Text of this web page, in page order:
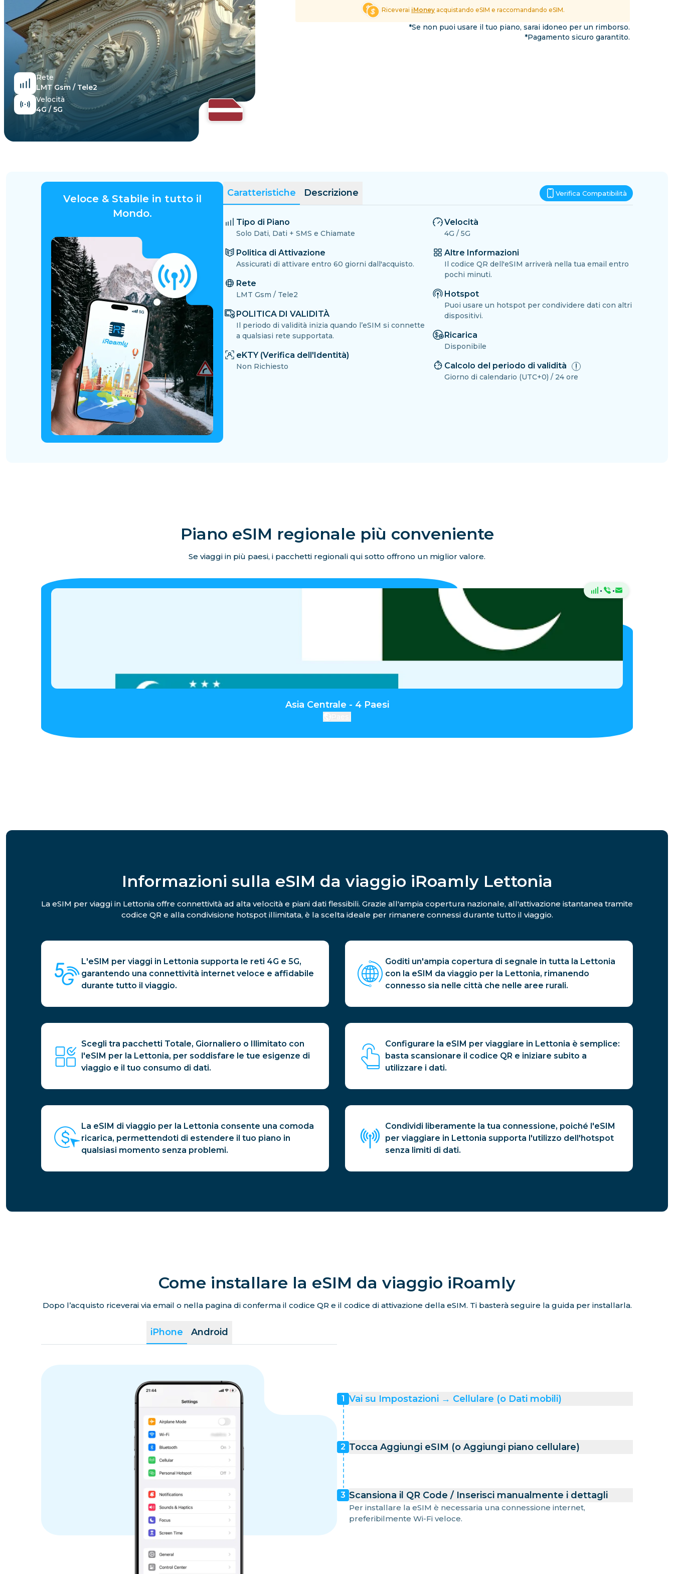
Esplora tutte le Destinazioni
Rete
LMT Gsm / Tele2
Velocità
4G / 5G
Riceverai iMoney acquistando eSIM e raccomandando eSIM.
*Se non puoi usare il tuo piano, sarai idoneo per un rimborso.
*Pagamento sicuro garantito.
Veloce & Stabile in tutto il
Mondo.
Caratteristiche Descrizione Verifica Compatibilità
Tipo di Piano
Solo Dati, Dati + SMS e Chiamate
Politica di Attivazione
Assicurati di attivare entro 60 giorni dall'acquisto.
Rete
LMT Gsm / Tele2
POLITICA DI VALIDITÀ
Il periodo di validità inizia quando l’eSIM si connette
a qualsiasi rete supportata.
eKTY (Verifica dell'Identità)
Non Richiesto
Velocità
4G / 5G
Altre Informazioni
Il codice QR dell'eSIM arriverà nella tua email entro
pochi minuti.
Hotspot
Puoi usare un hotspot per condividere dati con altri
dispositivi.
Ricarica
Disponibile
Calcolo del periodo di validità
Giorno di calendario (UTC+0) / 24 ore
Piano eSIM regionale più conveniente
Se viaggi in più paesi, i pacchetti regionali qui sotto offrono un miglior valore.
· ·
Asia Centrale - 4 Paesi
Informazioni sulla eSIM da viaggio iRoamly Lettonia
La eSIM per viaggi in Lettonia offre connettività ad alta velocità e piani dati flessibili. Grazie all'ampia copertura nazionale, all'attivazione istantanea tramite
codice QR e alla condivisione hotspot illimitata, è la scelta ideale per rimanere connessi durante tutto il viaggio.
L'eSIM per viaggi in Lettonia supporta le reti 4G e 5G,
garantendo una connettività internet veloce e affidabile
durante tutto il viaggio.
Goditi un'ampia copertura di segnale in tutta la Lettonia
con la eSIM da viaggio per la Lettonia, rimanendo
connesso sia nelle città che nelle aree rurali.
Scegli tra pacchetti Totale, Giornaliero o Illimitato con
l'eSIM per la Lettonia, per soddisfare le tue esigenze di
viaggio e il tuo consumo di dati.
Configurare la eSIM per viaggiare in Lettonia è semplice:
basta scansionare il codice QR e iniziare subito a
utilizzare i dati.
La eSIM di viaggio per la Lettonia consente una comoda
ricarica, permettendoti di estendere il tuo piano in
qualsiasi momento senza problemi.
Condividi liberamente la tua connessione, poiché l'eSIM
per viaggiare in Lettonia supporta l'utilizzo dell'hotspot
senza limiti di dati.
Come installare la eSIM da viaggio iRoamly
Dopo l’acquisto riceverai via email o nella pagina di conferma il codice QR e il codice di attivazione della eSIM. Ti basterà seguire la guida per installarla.
iPhone Android
1 Vai su Impostazioni → Cellulare (o Dati mobili)
2 Tocca Aggiungi eSIM (o Aggiungi piano cellulare)
3 Scansiona il QR Code / Inserisci manualmente i dettagli
Per installare la eSIM è necessaria una connessione internet,
preferibilmente Wi-Fi veloce.